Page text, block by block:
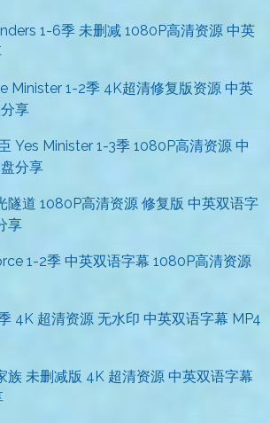
1-6季 未删减 1080P高清资源 中英
Minister 1-2季 4K超清修复版资源 中英
享
Yes Minister 1-3季 1080P高清资源 中
分享
隧道 1080P高清资源 修复版 中英双语字
享
1-2季 中英双语字幕 1080P高清资源
4K 超清资源 无水印 中英双语字幕 MP4
族 未删减版 4K 超清资源 中英双语字幕